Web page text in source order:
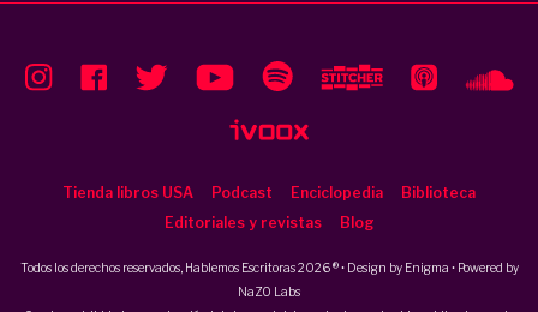
Tienda libros USA Podcast Enciclopedia
Biblioteca
Editoriales y revistas
Blog
Todos los derechos reservados, Hablemos Escritoras 2026 ® • Design by Enigma • Powered by
NaZO Labs